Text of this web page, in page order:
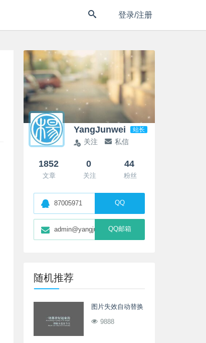
登录/注册
YangJunwei 站长
关注 私信
1852
文章
0
关注
44
粉丝
87005971 QQ
admin@yangjunwei.com
QQ邮箱
随机推荐
图片失效自动替换
9888